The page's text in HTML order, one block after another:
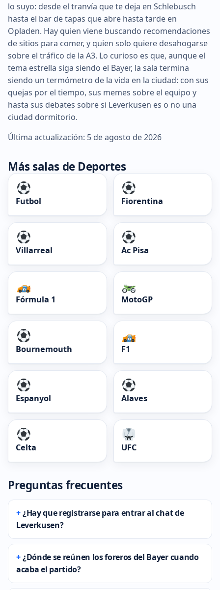
lo suyo: desde el tranvía que te deja en Schlebusch
hasta el bar de tapas que abre hasta tarde en
Opladen. Hay quien viene buscando recomendaciones
de sitios para comer, y quien solo quiere desahogarse
sobre el tráfico de la A3. Lo curioso es que, aunque el
tema estrella siga siendo el Bayer, la sala termina
siendo un termómetro de la vida en la ciudad: con sus
quejas por el tiempo, sus memes sobre el equipo y
hasta sus debates sobre si Leverkusen es o no una
ciudad dormitorio.
Última actualización: 5 de agosto de 2026
Más salas de Deportes
Futbol Fiorentina
Villarreal Ac Pisa
Fórmula 1 MotoGP
Bournemouth F1
Espanyol Alaves
Celta UFC
Preguntas frecuentes
¿Hay que registrarse para entrar al chat de
Leverkusen?
¿Dónde se reúnen los foreros del Bayer cuando
acaba el partido?